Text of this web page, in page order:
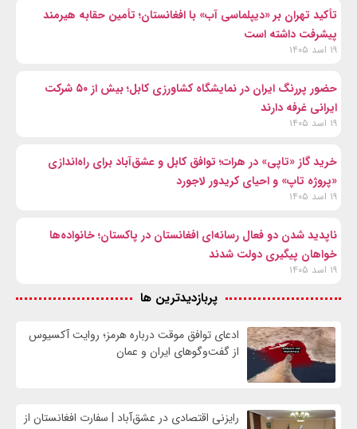
تأکید تهران بر «دیپلماسی آب» با افغانستان؛ تأمین حقابه هیرمند
پیشرفت داشته است
۱۹ اسد ۱۴۰۵
حضور پررنگ ایران در نمایشگاه کشاورزی کابل؛ بیش از ۵۰ شرکت
ایرانی غرفه دارند
۱۹ اسد ۱۴۰۵
خرید گاز «تاپی» در هرات؛ توافق کابل و عشق‌آباد برای راه‌اندازی
«پروژه تاپ» و احیای کریدور لاجورد
۱۹ اسد ۱۴۰۵
ناپدید شدن دو فعال رسانه‌ای افغانستان در پاکستان؛ خانواده‌ها
خواهان پیگیری دولت شدند
۱۹ اسد ۱۴۰۵
پربازدیدترین ها
ادعای توافق موقت درباره هرمز؛ روایت آکسیوس
از گفت‌وگوهای ایران و عمان
رایزنی اقتصادی در عشق‌آباد | سفارت افغانستان از